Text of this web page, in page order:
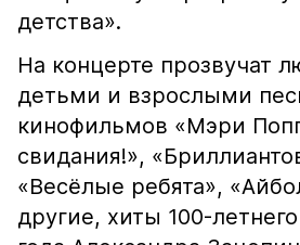
детства».
На концерте прозвучат
детьми и взрослыми
кинофильмов «Мэри
свидания!»,
«Весёлые ребята»,
другие, хиты 100-